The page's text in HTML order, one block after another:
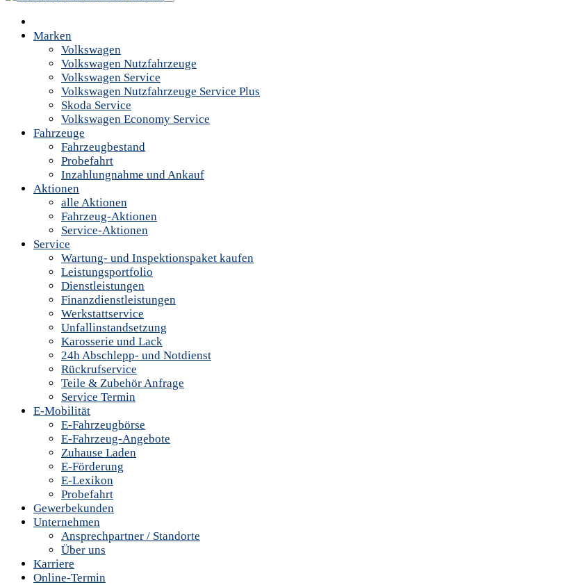
Marken
Volkswagen
Volkswagen Nutzfahrzeuge
Volkswagen Service
Volkswagen Nutzfahrzeuge Service Plus
Skoda Service
Volkswagen Economy Service
Fahrzeuge
Fahrzeugbestand
Probefahrt
Inzahlungnahme und Ankauf
Aktionen
alle Aktionen
Fahrzeug-Aktionen
Service-Aktionen
Service
Wartung- und Inspektionspaket kaufen
Leistungsportfolio
Dienstleistungen
Finanzdienstleistungen
Werkstattservice
Unfallinstandsetzung
Karosserie und Lack
24h Abschlepp- und Notdienst
Rückrufservice
Teile & Zubehör Anfrage
Service Termin
E-Mobilität
E-Fahrzeugbörse
E-Fahrzeug-Angebote
Zuhause Laden
E-Förderung
E-Lexikon
Probefahrt
Gewerbekunden
Unternehmen
Ansprechpartner / Standorte
Über uns
Karriere
Online-Termin